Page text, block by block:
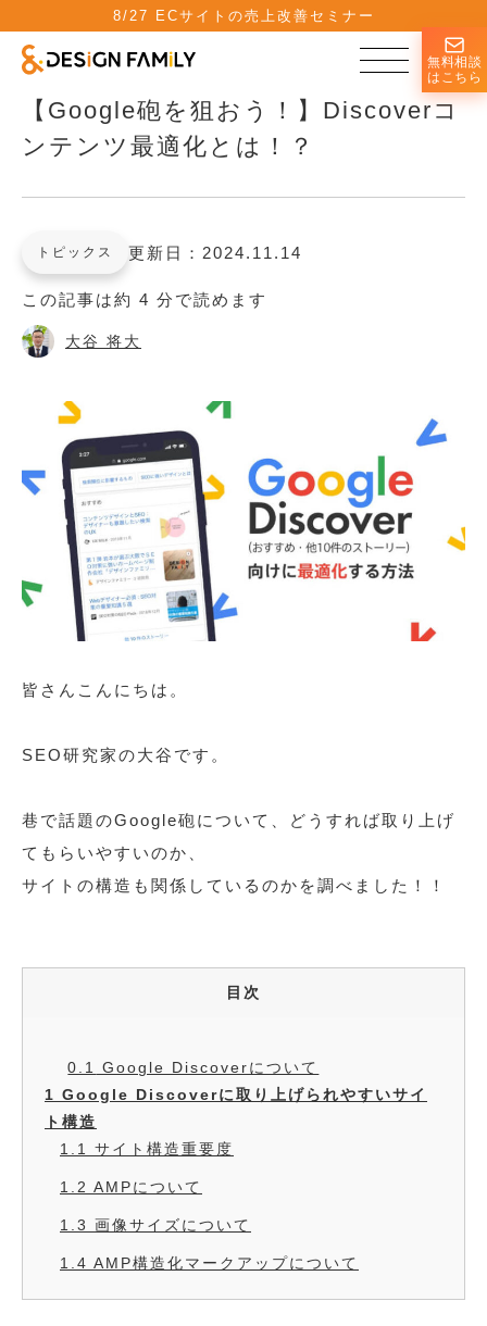
8/27 ECサイトの売上改善セミナー
無料相談
はこちら
【Google砲を狙おう！】Discoverコ
ンテンツ最適化とは！？
トピックス 更新日：2024.11.14
この記事は約 4 分で読めます
大谷 将大
皆さんこんにちは。
SEO研究家の大谷です。
巷で話題のGoogle砲について、どうすれば取り上げ
てもらいやすいのか、
サイトの構造も関係しているのかを調べました！！
目次
0.1 Google Discoverについて
1 Google Discoverに取り上げられやすいサイ
ト構造
1.1 サイト構造重要度
1.2 AMPについて
1.3 画像サイズについて
1.4 AMP構造化マークアップについて